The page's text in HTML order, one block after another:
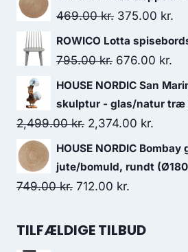
469.00kr. 375.00 kr.
ROWICO Lotta
795.00kr. 676.00 kr.
HOUSE NORDIC San
skulptur - glas/natur træ
2,499.00kr. 2,374.00 kr.
HOUSE NORDIC
jute/bomuld, rundt
749.00kr. 712.00 kr.
TILFÆLDIGE TILBUD